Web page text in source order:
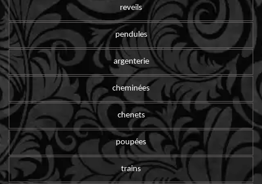
reveils
pendules
argenterie
cheminées
chenets
poupées
trains